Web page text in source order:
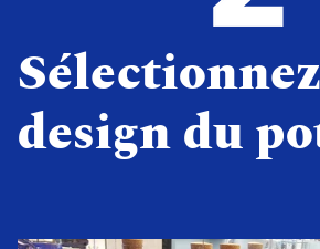
design du